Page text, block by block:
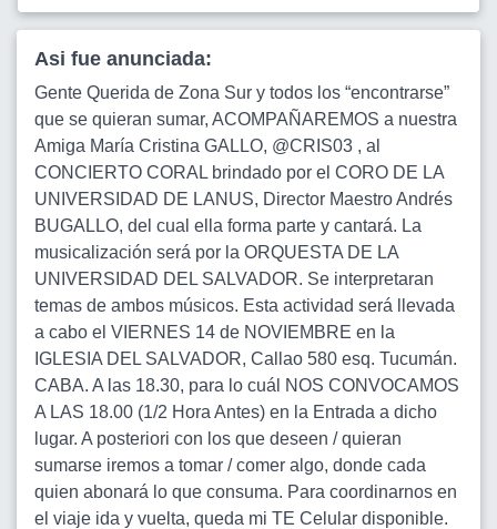
Asi fue anunciada:
Gente Querida de Zona Sur y todos los “encontrarse”
que se quieran sumar, ACOMPAÑAREMOS a nuestra
Amiga María Cristina GALLO, @CRIS03 , al
CONCIERTO CORAL brindado por el CORO DE LA
UNIVERSIDAD DE LANUS, Director Maestro Andrés
BUGALLO, del cual ella forma parte y cantará. La
musicalización será por la ORQUESTA DE LA
UNIVERSIDAD DEL SALVADOR. Se interpretaran
temas de ambos músicos. Esta actividad será llevada
a cabo el VIERNES 14 de NOVIEMBRE en la
IGLESIA DEL SALVADOR, Callao 580 esq. Tucumán.
CABA. A las 18.30, para lo cuál NOS CONVOCAMOS
A LAS 18.00 (1/2 Hora Antes) en la Entrada a dicho
lugar. A posteriori con los que deseen / quieran
sumarse iremos a tomar / comer algo, donde cada
quien abonará lo que consuma. Para coordinarnos en
el viaje ida y vuelta, queda mi TE Celular disponible.